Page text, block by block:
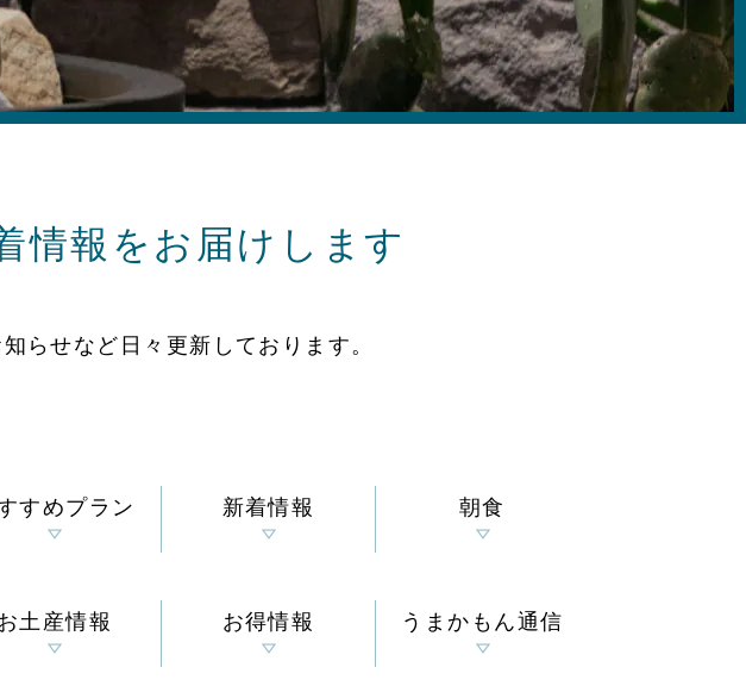
情報をお届けします
らせなど 日々更新しております。
すめプラン 新着情報 朝食
土産情報 お得情報 うまかもん通信